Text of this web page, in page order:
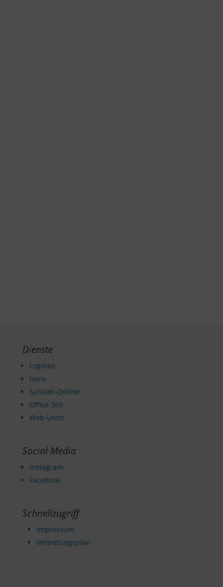
Dienste
Logineo
Iserv
Schüler-Online
Office 365
Web-Untis
Social Media
Instagram
Facebook
Schnellzugriff
Impressum
Vertretungsplan